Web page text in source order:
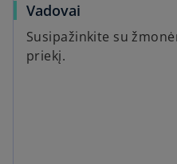
Vadovai
Susipažinkite su
priekį.